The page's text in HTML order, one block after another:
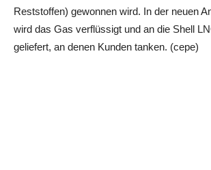
Reststoffen) gewonnen wird. In der neuen
wird das Gas verflüssigt und an die Shell
geliefert, an denen Kunden tanken. (cepe)